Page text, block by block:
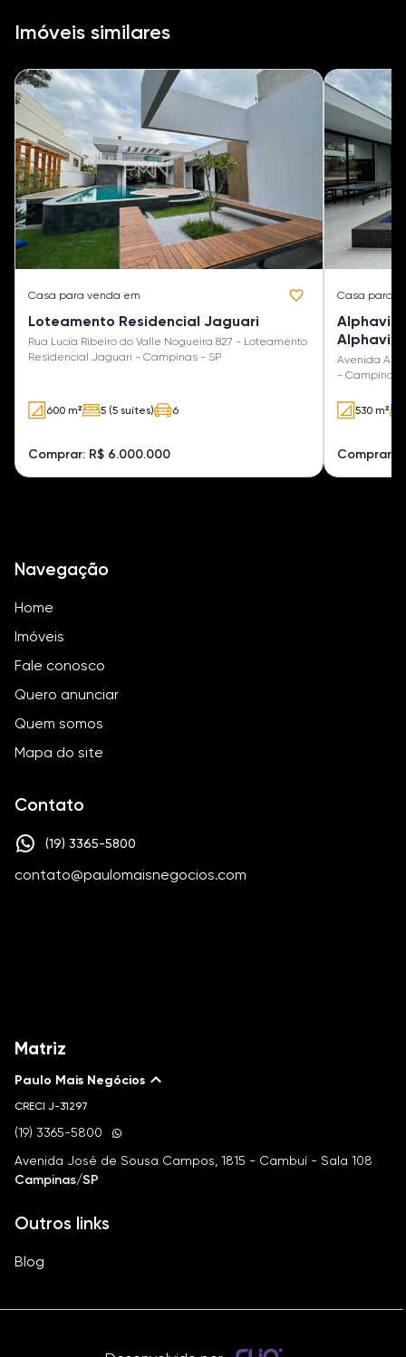
Imóveis similares
Casa para venda em
Loteamento Residencial Jaguari
Rua Lucia Ribeiro do Valle Nogueira 827 - Loteamento
Residencial Jaguari - Campinas - SP
600 m² 5 (5 suítes) 6
Comprar: R$ 6.000.000
Casa para
Avenida
- Campinas
530 m²
Comprar:
Navegação
Home
Imóveis
Fale conosco
Quero anunciar
Quem somos
Mapa do site
Contato
(19) 3365-5800
contato@paulomaisnegocios.com
Matriz
Paulo Mais Negócios
CRECI J-31297
(19) 3365-5800
Avenida José de Sousa Campos, 1815 - Cambuí - Sala 108
Campinas/SP
Outros links
Blog